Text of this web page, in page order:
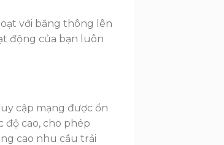
với băng thông lên
động của bạn luôn
cập mạng được ổn
độ cao, cho phép
cao nhu cầu trải